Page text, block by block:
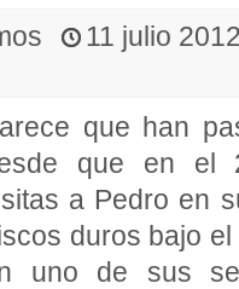
11 julio
que han
que en el
a Pedro en
duros bajo
uno de sus